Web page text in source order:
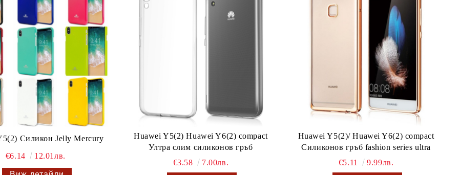
Силикон Jelly Mercury
€6.14 12.01лв.
Huawei Y5(2) Huawei Y6(2) compact
Ултра слим силиконов гръб
€3.58
7.00лв.
Huawei Y5(2)/ Huawei Y6(2) compact
Силиконов гръб fashion series ultra
€5.11
9.99лв.